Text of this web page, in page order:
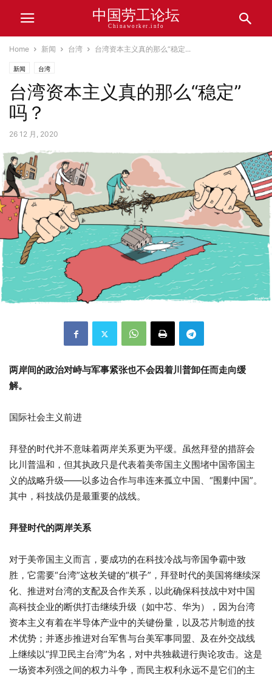
中国劳工论坛
Chinaworker.info
Home 新闻 台湾 台湾资本主义真的那么“稳定...
新闻 台湾
台湾资本主义真的那么“稳定”
吗？
26 12 月, 2020
两岸间的政治对峙与军事紧张也不会因着川普卸任而走向缓
解。
国际社会主义前进
拜登的时代并不意味着两岸关系更为平缓。虽然拜登的措辞会
比川普温和，但其执政只是代表着美帝国主义围堵中国帝国主
义的战略升级——以多边合作与串连来孤立中国、 “围剿中国”。
其中，科技战仍是最重要的战线。
拜登时代的两岸关系
对于美帝国主义而言，要成功的在科技冷战与帝国争霸中致
胜，它需要“台湾”这枚关键的“棋子” ，拜登时代的美国将继续深
化、推进对台湾的支配及合作关系，以此确保科技战中对中国
高科技企业的断供打击继续升级（如中芯、华为），因为台湾
资本主义有着在半导体产业中的关键份量，以及芯片制造的技
术优势；并逐步推进对台军售与台美军事同盟、及在外交战线
上继续以“捍卫民主台湾”为名，对中共独裁进行舆论攻击。这是
一场资本列强之间的权力斗争，而民主权利永远不是它们的主